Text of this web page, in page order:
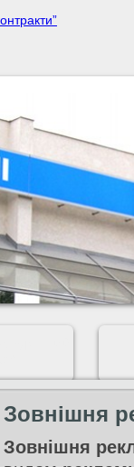
Зовнішня
Зовнішня